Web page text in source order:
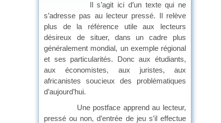
Il s’agit ici d’un texte qui ne
s’adresse pas au lecteur pressé. Il relève
plus de la référence utile aux lecteurs
désireux de situer, dans un cadre plus
généralement mondial, un exemple régional
et ses particularités. Donc aux étudiants,
aux économistes, aux juristes, aux
africanistes soucieux des problématiques
d’aujourd’hui.
Une postface apprend au lecteur,
pressé ou non, d’entrée de jeu s’il effectue